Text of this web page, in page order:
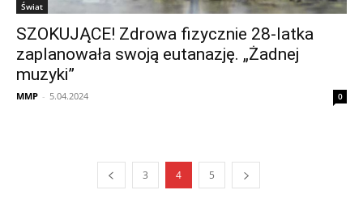
Świat
SZOKUJĄCE! Zdrowa fizycznie 28-latka
zaplanowała swoją eutanazję. „Żadnej
muzyki”
MMP - 5.04.2024 0
3 4 5